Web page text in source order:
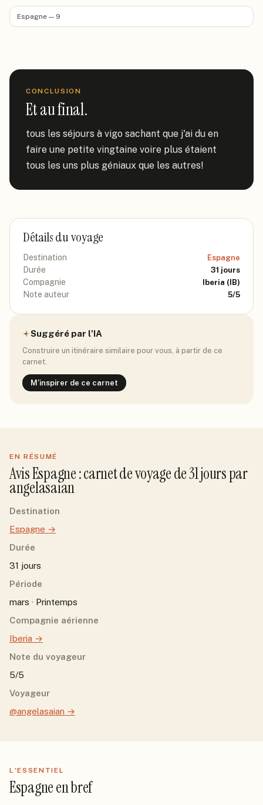
Espagne — 9
CONCLUSION
Et au final.
tous les séjours à vigo sachant que j'ai du en
faire une petite vingtaine voire plus étaient
tous les uns plus géniaux que les autres!
Détails du voyage
Destination Espagne
Durée 31 jours
Compagnie Iberia (IB)
Note auteur 5/5
Suggéré par l'IA
Construire un itinéraire similaire pour vous, à partir de ce
carnet.
M'inspirer de ce carnet
EN RÉSUMÉ
AvisEspagne: carnet de voyage de31jourspar
angelasaian
Destination
Espagne →
Durée
31 jours
Période
mars · Printemps
Compagnie aérienne
Iberia →
Note du voyageur
5/5
Voyageur
@angelasaian →
L'ESSENTIEL
Espagneen bref